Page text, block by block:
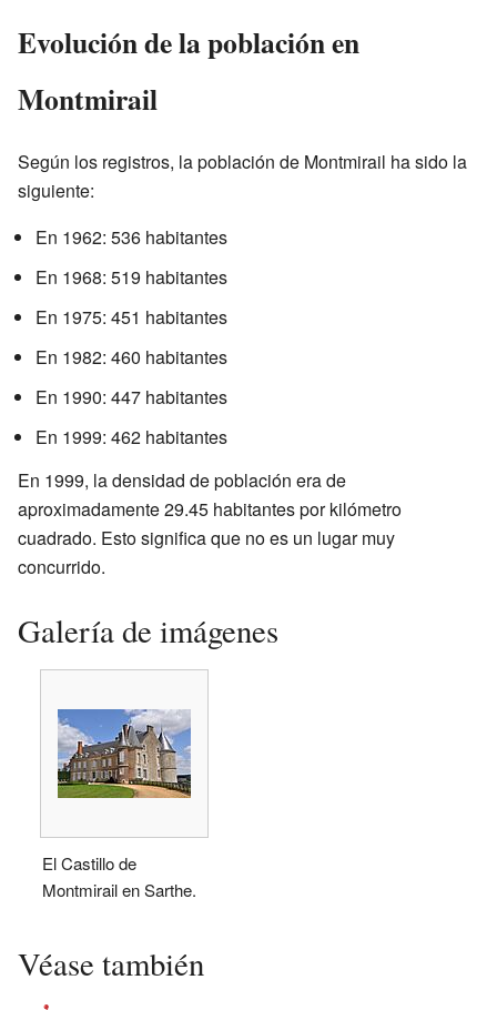
Evolución de la población en
Montmirail
Según los registros, la población de Montmirail ha sido la
siguiente:
En 1962: 536 habitantes
En 1968: 519 habitantes
En 1975: 451 habitantes
En 1982: 460 habitantes
En 1990: 447 habitantes
En 1999: 462 habitantes
En 1999, la densidad de población era de
aproximadamente 29.45 habitantes por kilómetro
cuadrado. Esto significa que no es un lugar muy
concurrido.
Galería de imágenes
El Castillo de
Montmirail en Sarthe.
Véase también